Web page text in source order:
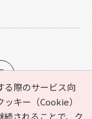
る際のサービス向
キー（Cookie）
されることで、ク